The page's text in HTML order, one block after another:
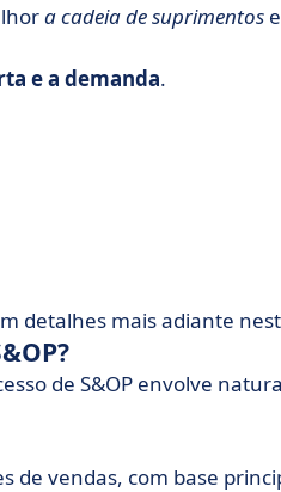
a cadeia de suprimentos
e a demanda.
detalhes mais adiante
de S&OP envolve
de vendas, com base